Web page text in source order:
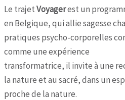
Le trajetVoyagerest un
en Belgique, qui allie sagesse
pratiques psycho-corporelles
comme une expérience
transformatrice, il invite à une
la nature et au sacré, dans un
proche de la nature.